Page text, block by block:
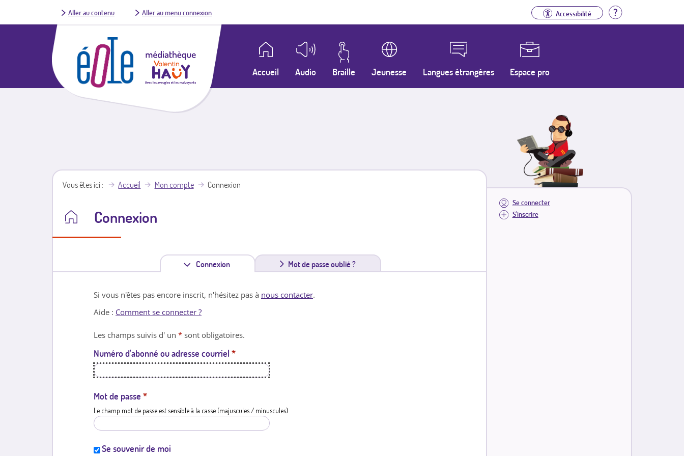
Aller au contenu Aller au menu connexion Accessibilité Aide
Accueil Audio Braille Jeunesse Langues étrangères Espace pro
Se connecter
S'inscrire
Vous êtes ici Accueil Mon compte Connexion
Connexion
Connexion
n
l
e
Mot de passe oublié ?
Si vous n'êtes pas encore inscrit, n'hésitez pas à nous contacter.
Aide : Comment se connecter ?
Les champs suivis d' un * sont obligatoires.
Numéro d'abonné ou adresse courriel *
Mot de passe *
Le champ mot de passe est sensible à la casse (majuscules / minuscules)
Se souvenir de moi